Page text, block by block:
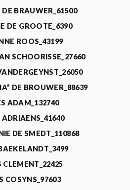
BRAUWER_61500
DE GROOTE_6390
ROOS_43199
SCHOORISSE_27660
DE BROUWER_88639
ADAM_132740
ADRIAENS_41640
DE SMEDT_110868
CLEMENT_22425
COSYNS_97603